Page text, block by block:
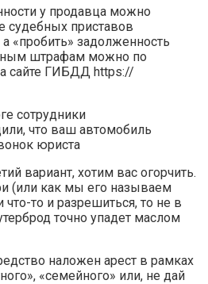
у продавца можно
судебных приставов
«пробить» задолженность
штрафам можно по
сайте ГИБДД https://
сотрудники
что ваш автомобиль
юриста
вариант, хотим вас огорчить.
(или как мы его называем
что-то и разрешиться, то не в
точно упадет маслом
наложен арест в рамках
«семейного» или, не дай